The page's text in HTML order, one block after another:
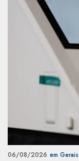
06/08/2026 em Gerais